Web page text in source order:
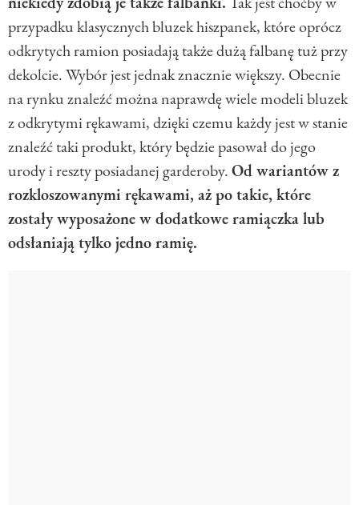
przypadku klasycznych bluzek hiszpanek, które oprócz
odkrytych ramion posiadają także dużą falbanę tuż przy
dekolcie. Wybór jest jednak znacznie większy. Obecnie
na rynku znaleźć można naprawdę wiele modeli bluzek
z odkrytymi rękawami, dzięki czemu każdy jest w stanie
znaleźć taki produkt, który będzie pasował do jego
urody i reszty posiadanej garderoby.Od wariantów z
rozkloszowanymi rękawami, aż po takie, które
zostały wyposażone w dodatkowe ramiączka lub
odsłaniają tylko jedno ramię.